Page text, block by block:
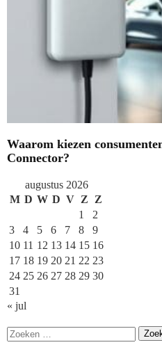
Waarom kiezen
Connector?
augustus 2026
M D W D V Z
Z
1
2
3
4 5 6 7 8
9
10 11 12 13 14 15 16
17 18 19 20 21 22 23
24 25 26 27 28 29 30
31
« jul